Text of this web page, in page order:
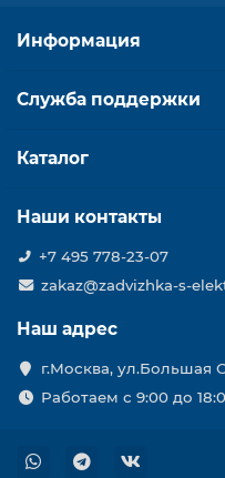
Информация
Служба поддержки
Каталог
Наши контакты
+7 495 778-23-07
zakaz@zadvizhka-s-
Наш адрес
г.Москва, ул.Большая
Работаем с 9:00 до